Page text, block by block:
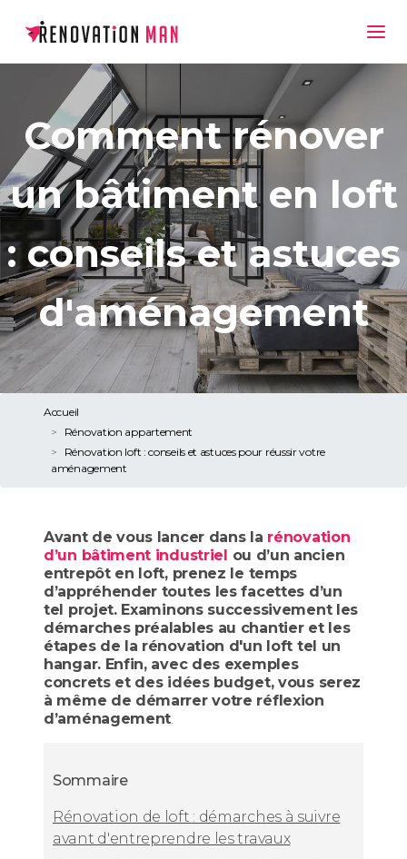
Comment rénover
un bâtiment en loft
: conseils et astuces
d'aménagement
Accueil
Rénovation appartement
Rénovation loft : conseils et astuces pour réussir votre
aménagement
Avant de vous lancer dans la rénovation
d’un bâtiment industriel ou d’un ancien
entrepôt en loft, prenez le temps
d’appréhender toutes les facettes d’un
tel projet. Examinons successivement les
démarches préalables au chantier et les
étapes de la rénovation d'un loft tel un
hangar. Enfin, avec des exemples
concrets et des idées budget, vous serez
à même de démarrer votre réflexion
d’aménagement
Sommaire
Rénovation de loft : démarches à suivre
avant d'entreprendre les travaux